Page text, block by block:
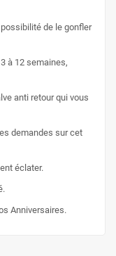
de le gonfler
à 12 semaines,
anti retour qui vous
demandes sur cet
éclater.
Anniversaires.